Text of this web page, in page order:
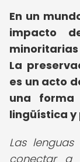
En un
impacto
La
es un acto
una forma
lingüística y
Las
conectar a